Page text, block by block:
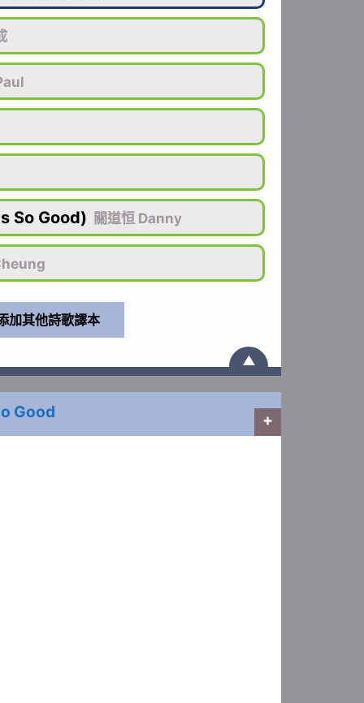
So Good) 關道恒 Danny
▲
Good +